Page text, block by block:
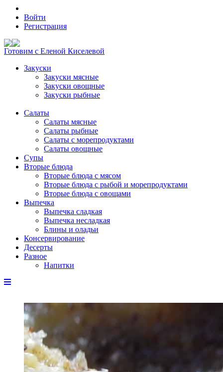
Войти
Регистрация
Готовим с Еленой Киселевой
Закуски
Закуски мясные
Закуски овощные
Закуски рыбные
Салаты
Салаты мясные
Салаты рыбные
Салаты с морепродуктами
Салаты овощные
Супы
Вторые блюда
Вторые блюда с мясом
Вторые блюда с рыбой и морепродуктами
Вторые блюда с овощами
Выпечка
Выпечка сладкая
Выпечка несладкая
Блины и оладьи
Консервирование
Десерты
Разное
Напитки